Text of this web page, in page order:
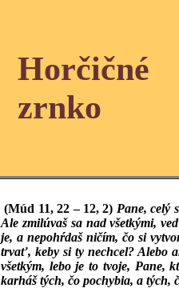
Horčičné
zrnko
(Múd 11, 22 – 12, 2) Pane, celý
Ale zmilúvaš sa nad všetkými,
je, a nepohŕdaš ničím, čo si
trvať, keby si ty nechcel? Alebo
všetkým, lebo je to tvoje, Pane,
karháš tých, čo pochybia, a tých,